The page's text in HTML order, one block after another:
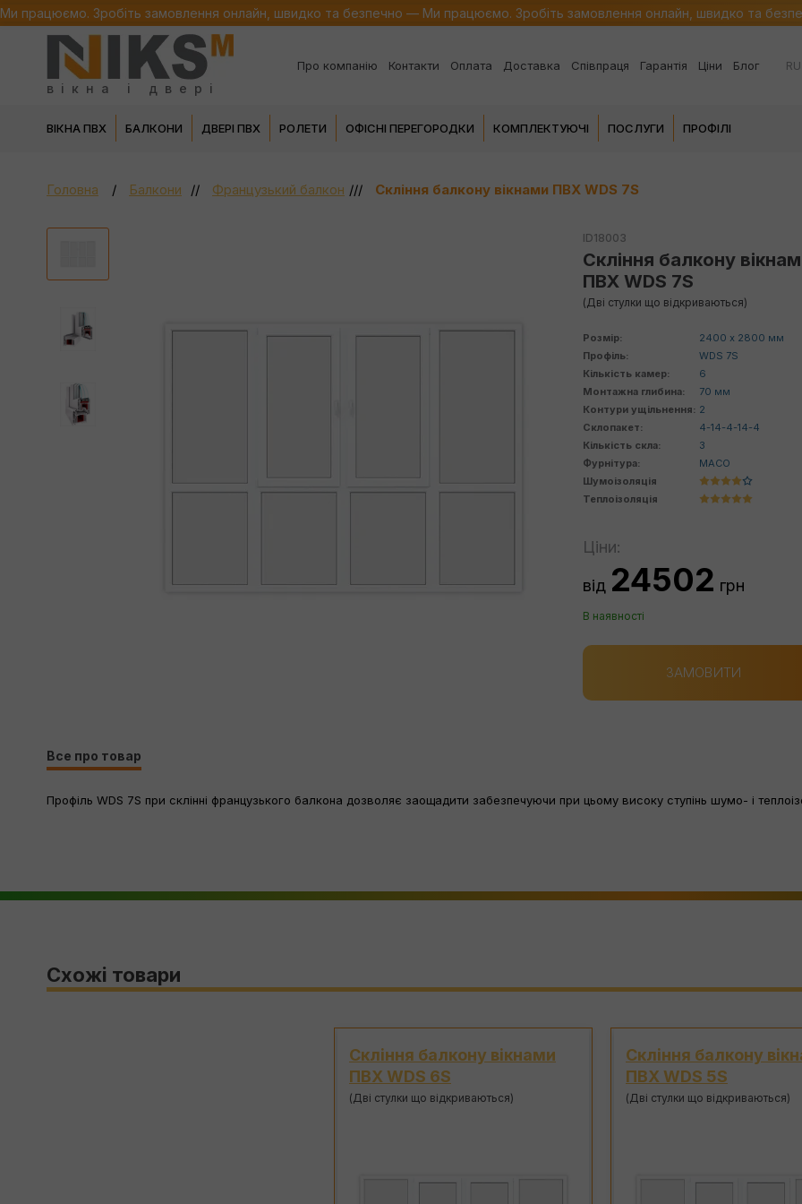
Ми працюємо. Зробіть замовлення онлайн, швидко та безпечно — Ми працюємо. Зробіть замовлення онлайн, швидко та
вікна і двері
Про компанію Контакти Оплата Доставка Співпраця Гарантія Ціни Блог RU
ВІКНА ПВХ БАЛКОНИ ДВЕРІ ПВХ РОЛЕТИ ОФІСНІ ПЕРЕГОРОДКИ КОМПЛЕКТУЮЧІ ПОСЛУГИ ПРОФІЛІ
Головна Балкони Французький балкон Скління балкону вікнами ПВХ WDS 7S
ID18003
Скління балкону
ПВХ WDS 7S
(Дві стулки що відкриваються)
Розмір:
2400 х 2800 мм
Профіль:
WDS 7S
Кількість камер:
6
Монтажна глибина:
70 мм
Контури ущільнення: 2
Склопакет:
4-14-4-14-4
Кількість скла:
3
Фурнітура:
MACO
Шумоізоляція
Теплоізоляція
Ціни:
від 24502 грн
В наявності
ЗАМОВИТИ
Все про товар
Профіль WDS 7S при склінні французького балкона дозволяє заощадити забезпечуючи при цьому високу ступінь шумо- і
Схожі товари
Скління балкону вікнами
ПВХ WDS 5S
(Дві стулки що відкриваються)
Скління балкону
ПВХ WDS 6S
(Дві стулки що відкриваються)